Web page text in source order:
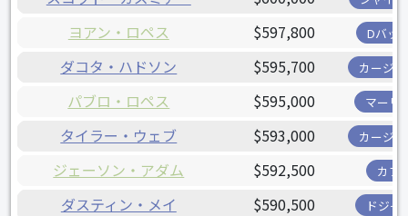
ヨアン・ロペス $597,800 Dバッ
ダコタ・ハドソン $595,700 カージ
パブロ・ロペス $595,000 マーリ
タイラー・ウェブ $593,000 カージ
ジェーソン・アダム $592,500 カブ
ダスティン・メイ $590,500 ドジャ